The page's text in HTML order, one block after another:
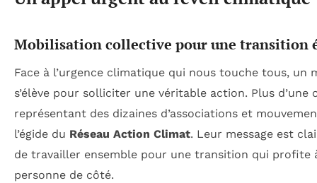
Mobilisation collective pour une transition
Face à l’urgence climatique qui nous touche tous, un
s’élève pour solliciter une véritable action. Plus d’une
représentant des dizaines d’associations et
l’égide du Réseau Action Climat. Leur message est
de travailler ensemble pour une transition qui profite
personne de côté.